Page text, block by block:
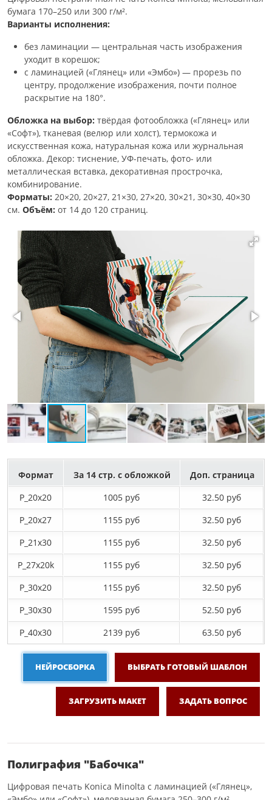
бумага 170–250 или 300 г/м².
Варианты исполнения:
без ламинации — центральная часть изображения
уходит в корешок;
с ламинацией («Глянец» или «Эмбо») — прорезь по
центру, продолжение изображения, почти полное
раскрытие на 180°.
Обложка на выбор: твёрдая фотообложка («Глянец» или
«Софт»), тканевая (велюр или холст), термокожа и
искусственная кожа, натуральная кожа или журнальная
обложка. Декор: тиснение, УФ-печать, фото- или
металлическая вставка, декоративная прострочка,
комбинирование.
Форматы: 20×20, 20×27, 21×30, 27×20, 30×21, 30×30, 40×30
см. Объём: от 14 до 120 страниц.
Формат За 14 стр. с обложкой
Доп. страница
P_20х20
1005 руб
32.50 руб
P_20х27
1155 руб
32.50 руб
P_21х30
1155 руб
32.50 руб
P_27х20k
1155 руб
32.50 руб
P_30х20
1155 руб
32.50 руб
P_30х30
1595 руб
52.50 руб
P_40х30
2139 руб 63.50 руб
НЕЙРОСБОРКА ВЫБРАТЬ ГОТОВЫЙ ШАБЛОН
ЗАГРУЗИТЬ МАКЕТ ЗАДАТЬ ВОПРОС
Полиграфия "Бабочка"
Цифровая печать Konica Minolta с ламинацией («Глянец»,